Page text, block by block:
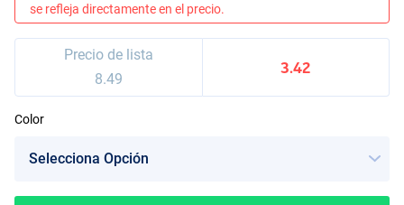
se refleja directamente en el precio.
Precio de lista
8.49
3.42
Color